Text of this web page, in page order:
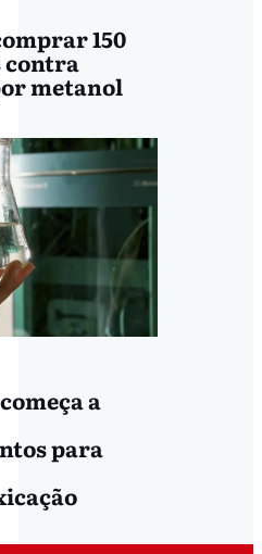
150
metanol
a
para